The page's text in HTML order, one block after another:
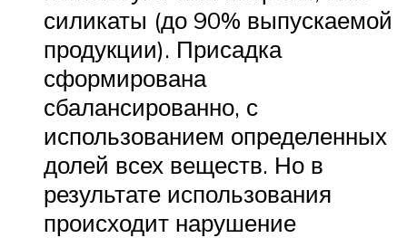
силикаты (до 90% выпускаемой
продукции). Присадка
сформирована
сбалансированно, с
использованием определенных
долей всех веществ. Но в
результате использования
происходит нарушение